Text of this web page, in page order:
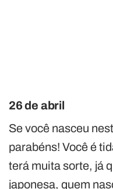
26 de abril
Se você nasceu
parabéns! Você é
terá muita sorte, já
japonesa, quem